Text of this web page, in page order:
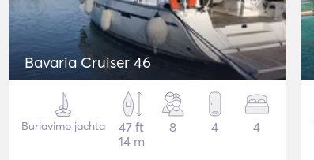
Bavaria Cruiser 46
Buriavimo jachta
47 ft
14 m
8 4 4